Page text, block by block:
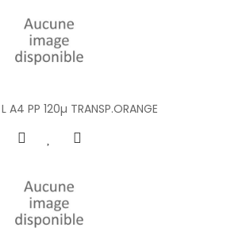
A4 PP 120µ TRANSP.ORANGE